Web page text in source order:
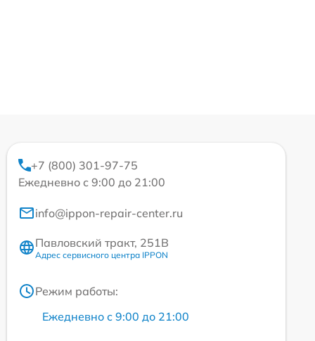
+7 (800) 301-97-75
Ежедневно с 9:00 до 21:00
info@ippon-repair-center.ru
Павловский тракт, 251В
Адрес сервисного центра IPPON
Режим работы:
Ежедневно с 9:00 до 21:00